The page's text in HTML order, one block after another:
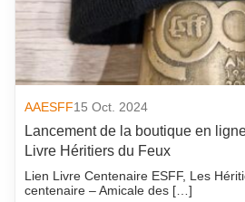
AAESFF15 Oct. 2024
Lancement de la boutique en
Livre Héritiers du Feux
Lien Livre Centenaire ESFF, Les
centenaire – Amicale des […]